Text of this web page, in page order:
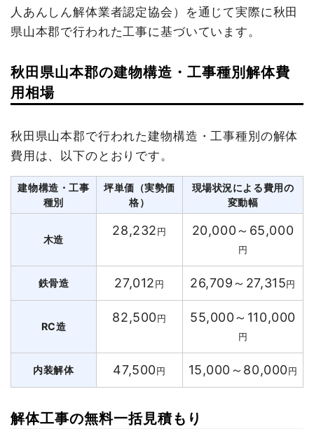
人あんしん解体業者認定協会）を通じて実際に秋田
県山本郡で行われた工事に基づいています。
秋田県山本郡の建物構造・工事種別解体費
用相場
秋田県山本郡で行われた建物構造・工事種別の解体
費用は、以下のとおりです。
建物構造・工事
種別
坪単価（実勢価
格）
現場状況による費用の
変動幅
木造
28,232円 20,000～65,000
円
鉄骨造 27,012円 26,709～27,315円
RC造
82,500円 55,000～110,000
円
内装解体 47,500円 15,000～80,000円
解体工事の無料一括見積もり